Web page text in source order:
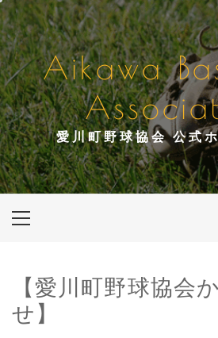
コ
ン
テ
ン
ツ
へ
ス
キ
ッ
プ
Aikawa
愛川町野球協会 公式
メ
メ
ニ
ュ
ー
【愛川町野球協会
せ】